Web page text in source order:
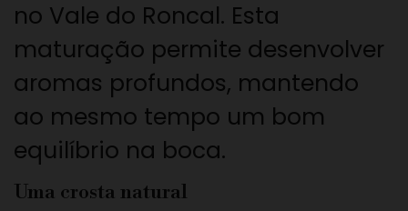
no Vale do Roncal. Esta
maturação permite desenvolver
aromas profundos, mantendo
ao mesmo tempo um bom
equilíbrio na boca.
Uma crosta natural